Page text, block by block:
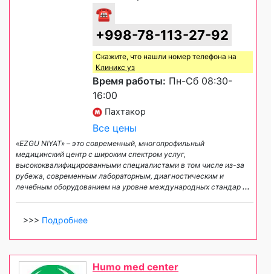
☎
+998-78-113-27-92
Скажите, что нашли номер телефона на
Клиникс уз
Время работы: Пн-Сб 08:30-
16:00
Пахтакор
Все цены
«EZGU NIYAT» – это современный, многопрофильный
медицинский центр с широким спектром услуг,
высококвалифицированными специалистами в том числе из-за
рубежа, современным лабораторным, диагностическим и
лечебным оборудованием на уровне международных стандар ...
>>> Подробнее
Humo med center